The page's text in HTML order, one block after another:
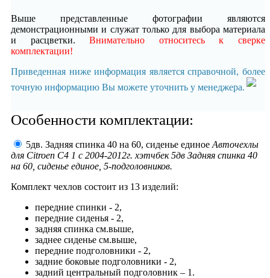
Выше представленные фотографии являются
демонстрационными и служат только для выбора материала
и расцветки.Внимательно относитесь к сверке
комплектации!
Приведенная ниже информация является справочной, более
точную информацию Вы можете уточнить у менеджера.
Особенности комплектации:
5дв. Задняя спинка 40 на 60, сиденье единое Авточехлы
для Citroen C4 1 с 2004-2012г. хэтчбек 5дв Задняя спинка 40
на 60, сиденье единое, 5-подголовников.
Комплект чехлов состоит из 13 изделий:
передние спинки - 2,
передние сиденья - 2,
задняя спинка см.выше,
заднее сиденье см.выше,
передние подголовники - 2,
задние боковые подголовники - 2,
задний центральный подголовник – 1.